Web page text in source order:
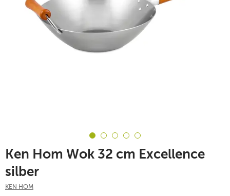
Ken Hom Wok 32 cm Excellence
silber
KEN HOM